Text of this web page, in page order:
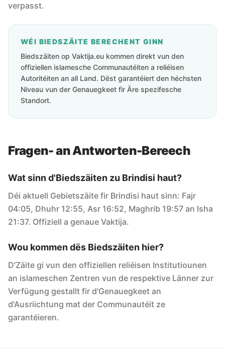
verpasst.
WÉI BIEDSZÄITE BERECHENT GINN
Biedszäiten op Vaktija.eu kommen direkt vun den
offiziellen islamesche Communautéiten a reliéisen
Autoritéiten an all Land. Dëst garantéiert den héchsten
Niveau vun der Genauegkeet fir Äre spezifesche
Standort.
Fragen- an Antworten-Bereech
Wat sinn d'Biedszäiten zu Brindisi haut?
Déi aktuell Gebietszäite fir Brindisi haut sinn: Fajr
04:05, Dhuhr 12:55, Asr 16:52, Maghrib 19:57 an Isha
21:37. Offiziell a genaue Vaktija.
Wou kommen dës Biedszäiten hier?
D'Zäite gi vun den offiziellen reliéisen Institutiounen
an islameschen Zentren vun de respektive Länner zur
Verfügung gestallt fir d'Genauegkeet an
d'Ausriichtung mat der Communautéit ze
garantéieren.